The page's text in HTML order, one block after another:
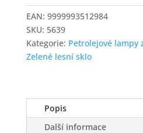
petrolej
ze
zeleného
lesního
skla
EAN: 9999993512984
SKU: 5639
Kategorie: Petrolejové lampy
Zelené lesní sklo
Popis
Další informace